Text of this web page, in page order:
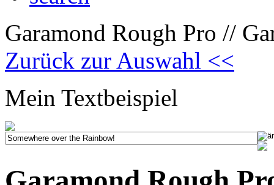
Garamond Rough Pro //
Zurück zur Auswahl <<
Mein Textbeispiel